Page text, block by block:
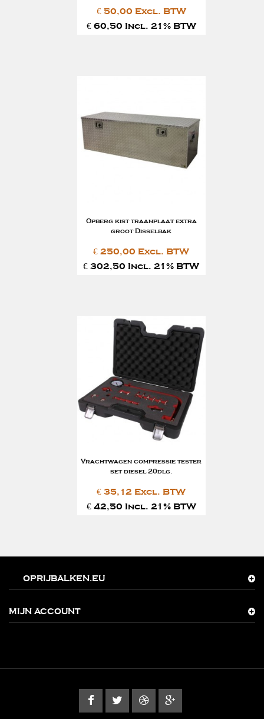
€ 50,00 Excl. BTW
€ 60,50 Incl. 21% BTW
Opberg kist traanplaat extra
groot Disselbak
€ 250,00 Excl. BTW
€ 302,50 Incl. 21% BTW
Vrachtwagen compressie tester
set diesel 20dlg.
€ 35,12 Excl. BTW
€ 42,50 Incl. 21% BTW
OPRIJBALKEN.EU
MIJN ACCOUNT